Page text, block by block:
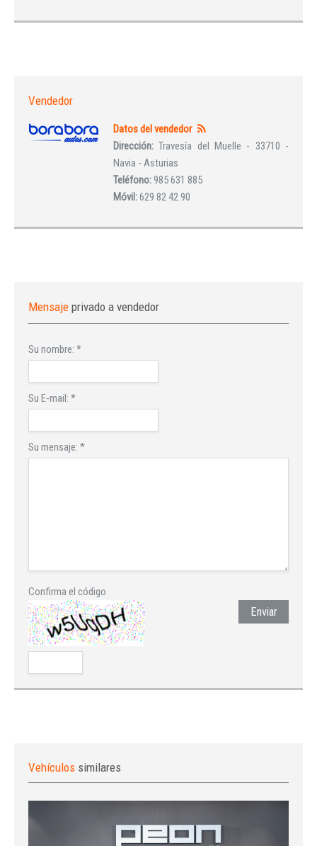
Vendedor
Datos del vendedor
Dirección:Travesía del Muelle - 33710 -
Navia - Asturias
Teléfono:985 631 885
Móvil:629 82 42 90
Mensaje privado a vendedor
Su nombre: *
Su E-mail: *
Su mensaje: *
Confirma el código
Enviar
Vehículos similares